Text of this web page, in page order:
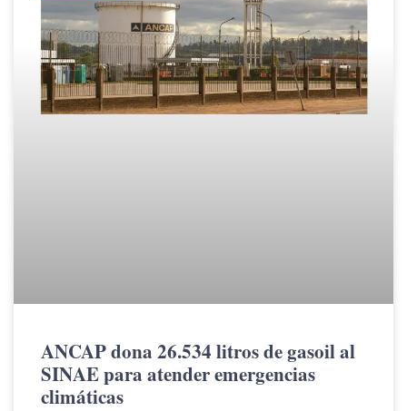
ANCAP dona 26.534 litros de gasoil al
SINAE para atender emergencias
climáticas